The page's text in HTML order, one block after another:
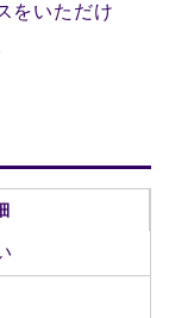
をいただけ